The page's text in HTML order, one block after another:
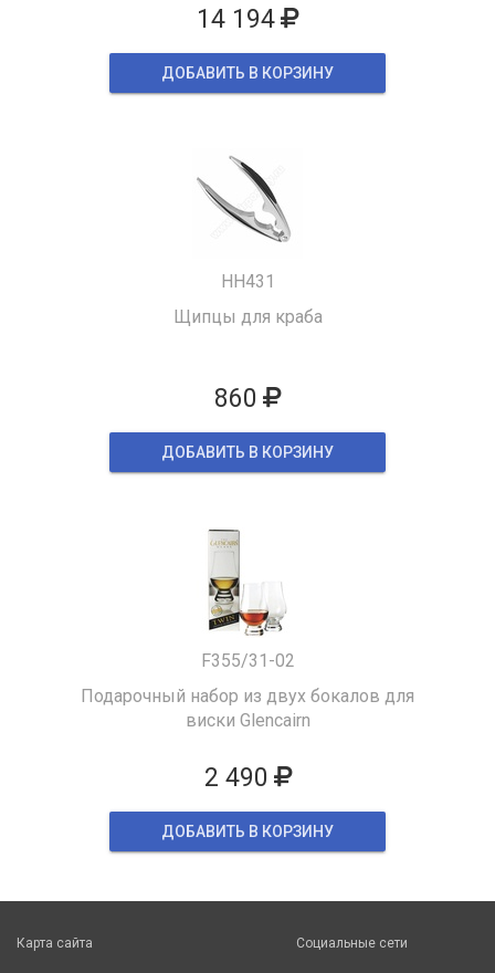
14 194
ДОБАВИТЬ В КОРЗИНУ
HH431
Щипцы для краба
860
ДОБАВИТЬ В КОРЗИНУ
F355/31-02
Подарочный набор из двух бокалов для
виски Glencairn
2 490
ДОБАВИТЬ В КОРЗИНУ
Карта сайта Социальные сети